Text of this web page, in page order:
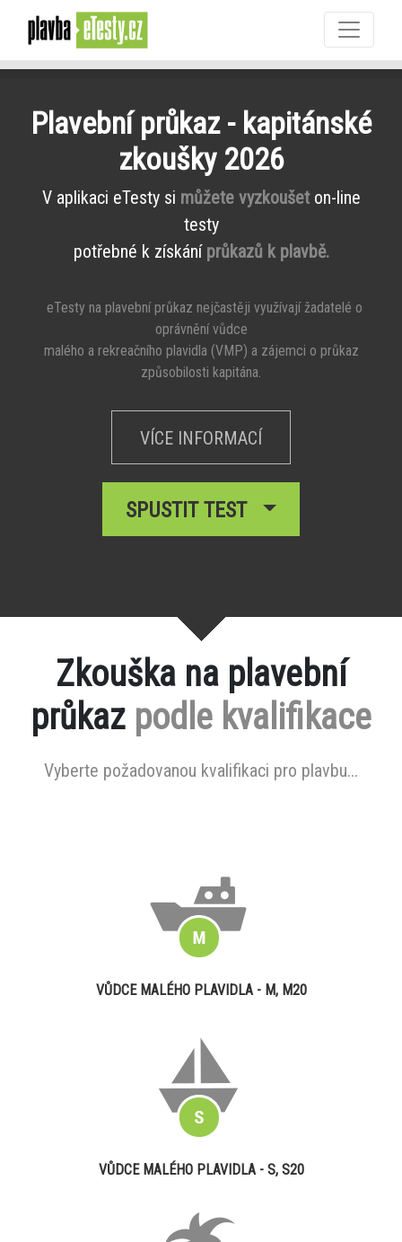
Plavební průkaz - kapitánské
zkoušky 2026
V aplikaci eTesty si můžete vyzkoušeton-line
testy
potřebné k získání průkazů k plavbě.
eTesty na plavební průkaz nejčastěji využívají žadatelé o
oprávnění vůdce
malého a rekreačního plavidla (VMP) a zájemci o průkaz
způsobilosti kapitána.
VÍCE INFORMACÍ
SPUSTIT TEST
Zkouška na plavební
průkaz podle kvalifikace
Vyberte požadovanou kvalifikaci pro plavbu...
VŮDCE MALÉHO PLAVIDLA - M, M20
VŮDCE MALÉHO PLAVIDLA - S, S20